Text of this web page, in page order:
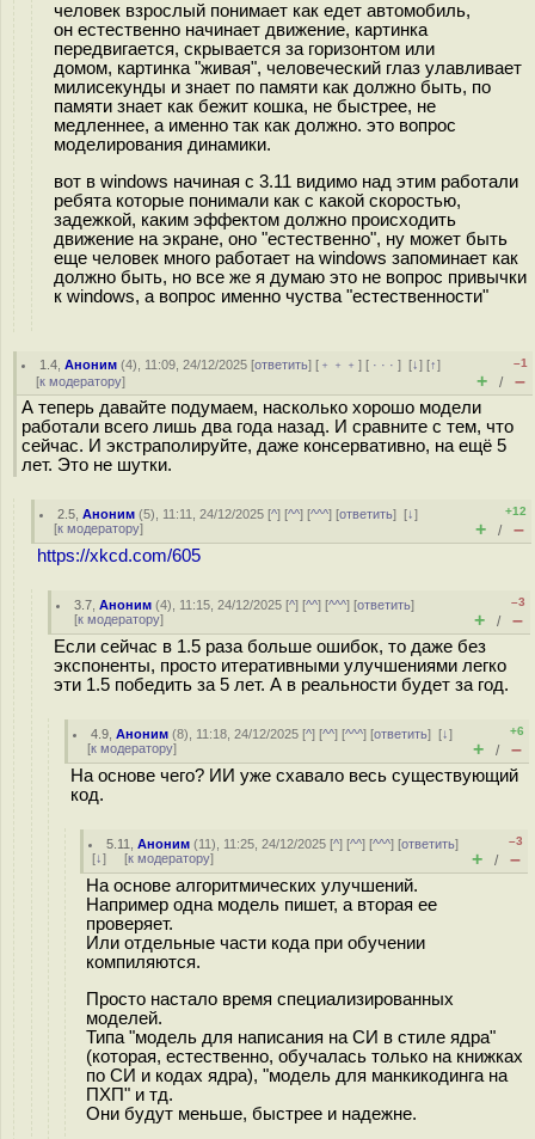
человек взрослый понимает как едет автомобиль,
он естественно начинает движение, картинка
передвигается, скрывается за горизонтом или
домом, картинка "живая", человеческий глаз улавливает
милисекунды и знает по памяти как должно быть, по
памяти знает как бежит кошка, не быстрее, не
медленнее, а именно так как должно. это вопрос
моделирования динамики.
вот в windows начиная с 3.11 видимо над этим работали
ребята которые понимали как с какой скоростью,
задежкой, каким эффектом должно происходить
движение на экране, оно "естественно", ну может быть
еще человек много работает на windows запоминает как
должно быть, но все же я думаю это не вопрос привычки
к windows, а вопрос именно чуства "естественности"
1.4 ,Аноним (4), 11:09, 24/12/2025 [ответить] [ ﹢﹢﹢] [ · · ·][↓] [↑]
[к модератору]
–1
+ / –
А теперь давайте подумаем, насколько хорошо модели
работали всего лишь два года назад. И сравните с тем, что
сейчас. И экстраполируйте, даже консервативно, на ещё 5
лет. Это не шутки.
2.5 ,Аноним (5), 11:11, 24/12/2025 [^] [^^] [^^^] [ответить][↓]
[к модератору]
+12
+ / –
https://xkcd.com/605
3.7 ,Аноним (4), 11:15, 24/12/2025 [^] [^^] [^^^] [ответить]
[к модератору]
–3
+ / –
Если сейчас в 1.5 раза больше ошибок, то даже без
экспоненты, просто итеративными улучшениями легко
эти 1.5 победить за 5 лет. А в реальности будет за год.
4.9 ,Аноним (8), 11:18, 24/12/2025 [^] [^^] [^^^] [ответить][↓]
[к модератору]
+6
+ / –
На основе чего? ИИ уже схавало весь существующий
код.
5.11 ,Аноним (11), 11:25, 24/12/2025 [^] [^^] [^^^] [ответить]
[↓] [к модератору]
–3
+ / –
На основе алгоритмических улучшений.
Например одна модель пишет, а вторая ее
проверяет.
Или отдельные части кода при обучении
компиляются.
Просто настало время специализированных
моделей.
Типа "модель для написания на СИ в стиле ядра"
(которая, естественно, обучалась только на книжках
по СИ и кодах ядра), "модель для манкикодинга на
ПХП" и тд.
Они будут меньше, быстрее и надежне.